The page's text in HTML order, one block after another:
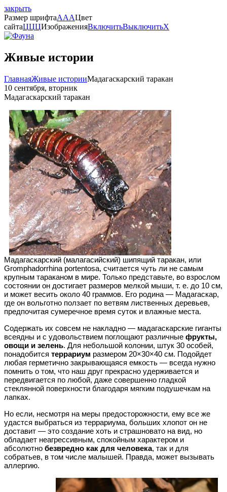
закрыть
Размер шрифтаAAAЦвет
сайтаЦЦЦИзображенияВключитьВыключитьX
Живые истории
ГлавнаяЖивые историиМадагаскарский таракан
10 сентября, вторник
Мадагаскарский таракан
Мадагаскарский (малагасийский) шипящий таракан, или
Gromphadorrhina portentosa, считается чуть ли не самым
крупным тараканом в мире. Только представьте, во взрослом
состоянии он достигает размеров мелкой мыши, т. е. до 10 см,
и может весить около 40 граммов. Его родина — Мадагаскар,
где он вольготно ползает по ветвям лиственных деревьев,
предпочитая сумеречное время суток и влажные места.
Содержать их совсем не накладно — мадагаскарские гиганты
всеядны и с удовольствием поглощают различные фрукты,
овощи и зелень. Для небольшой колонии, штук 30 особей,
понадобится террариум размером 20×30×40 см. Подойдет
любая герметично закрывающаяся емкость — всегда нужно
помнить о том, что наш друг прекрасно удерживается и
передвигается по любой, даже совершенно гладкой
стеклянной поверхности благодаря мягким подушечкам на
лапках.
Но если, несмотря на меры предосторожности, ему все же
удастся выбраться из террариума, больших хлопот он не
доставит — это создание хоть и страшновато на вид, но
обладает неагрессивным, спокойным характером и
абсолютно безвредно как для человека, так и для
собратьев, в том числе малышей. Правда, может вызывать
аллергию.